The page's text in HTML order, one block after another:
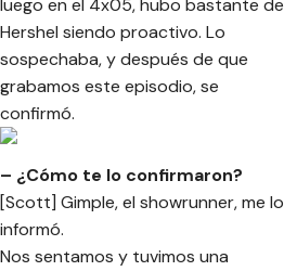
luego en el 4x05, hubo bastante de
Hershel siendo proactivo. Lo
sospechaba, y después de que
grabamos este episodio, se
confirmó.
– ¿Cómo te lo confirmaron?
[Scott] Gimple, el showrunner, me lo
informó.
Nos sentamos y tuvimos una